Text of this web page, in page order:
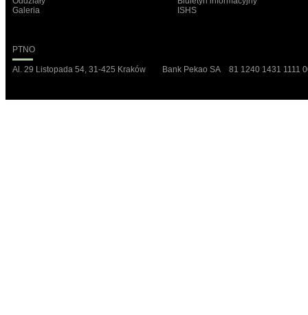
Galeria
ISHS
PTNO
Al. 29 Listopada 54, 31-425 Kraków Bank Pekao SA 81 1240 1431 1111